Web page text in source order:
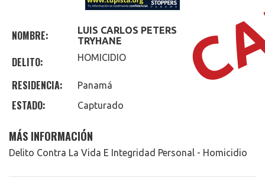
NOMBRE: LUIS CARLOS PETERS
TRYHANE
DELITO: HOMICIDIO
RESIDENCIA: Panamá
ESTADO: Capturado
MÁS INFORMACIÓN
Delito Contra La Vida E Integridad Personal - Homicidio